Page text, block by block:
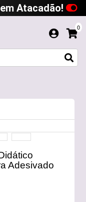
Atacadão!
0
Adesivado